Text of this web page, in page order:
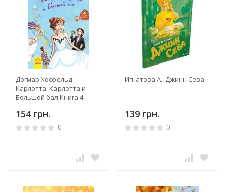
Догмар Хосфельд:
Карлотта. Карлотта и
Большой бал Книга 4
154 грн.
0
Игнатова А.: Джинн Сева
139 грн.
0